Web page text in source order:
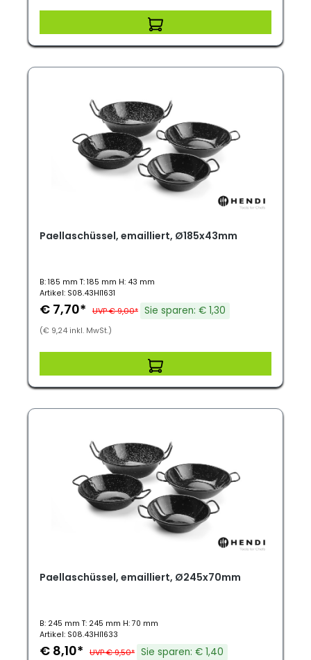
Paellaschüssel, emailliert, Ø185x43mm
B: 185 mm T: 185 mm H: 43 mm
Artikel: S08.43HI1631
€ 7,70* UVP € 9,00* Sie sparen: € 1,30
(€ 9,24 inkl. MwSt.)
Paellaschüssel, emailliert, Ø245x70mm
B: 245 mm T: 245 mm H: 70 mm
Artikel: S08.43HI1633
€ 8,10* UVP € 9,50* Sie sparen: € 1,40